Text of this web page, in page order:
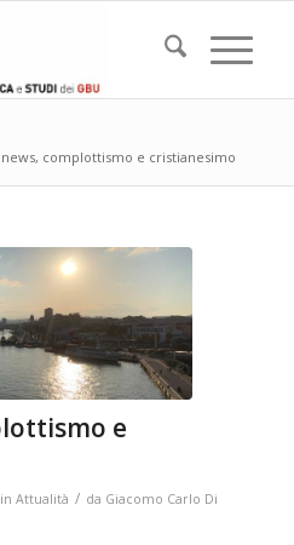
news, complottismo e cristianesimo
e
in Attualità / da Giacomo Carlo Di